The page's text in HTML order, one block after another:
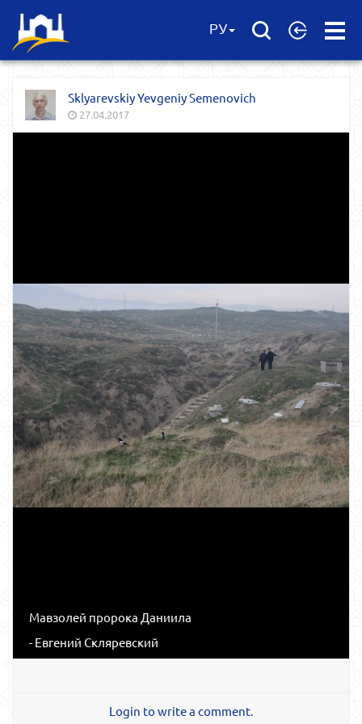
Open
РУ
Sklyarevskiy Yevgeniy Semenovich
27.04.2017
Мавзолей пророка Даниила
- Евгений Скляревский
Login to write a comment.